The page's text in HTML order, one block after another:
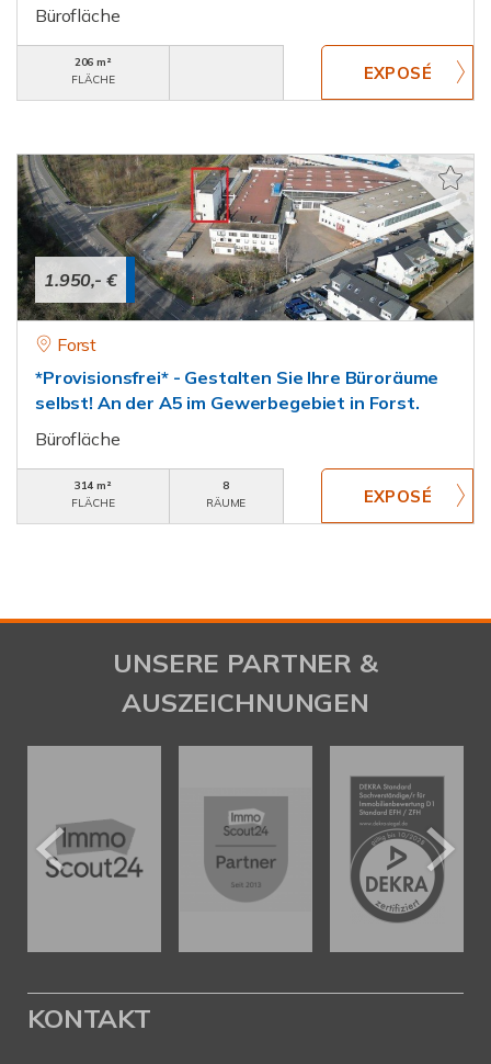
Bürofläche
206 m²
FLÄCHE
1.950,- €
Forst
*Provisionsfrei* - Gestalten Sie Ihre Büroräume
selbst! An der A5 im Gewerbegebiet in Forst.
Bürofläche
314 m²
FLÄCHE
8
RÄUME
UNSERE PARTNER &
AUSZEICHNUNGEN
KONTAKT